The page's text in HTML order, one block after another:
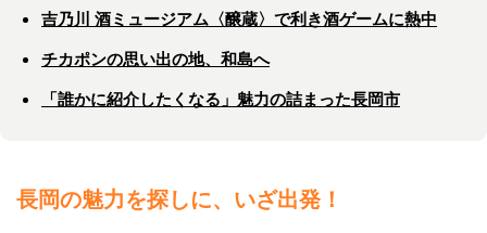
吉乃川 酒ミュージアム〈醸蔵〉で利き酒ゲームに熱中
チカポンの思い出の地、和島へ
「誰かに紹介したくなる」魅力の詰まった長岡市
長岡の魅力を探しに、いざ出発！